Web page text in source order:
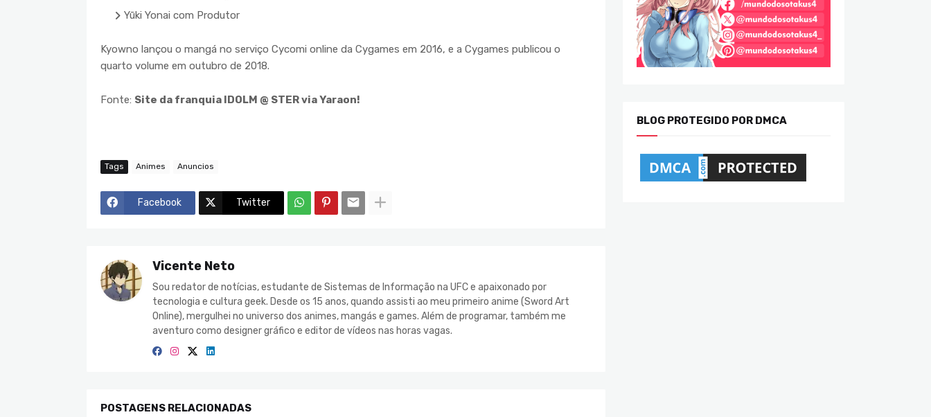
Yūki Yonai com Produtor
Kyowno lançou o mangá no serviço Cycomi online da Cygames em 2016, e a Cygames publicou o
quarto volume em outubro de 2018.
Fonte: Site da franquia IDOLM @ STER via Yaraon!
Tags Animes Anuncios
Facebook Twitter
Vicente Neto
Sou redator de notícias, estudante de Sistemas de Informação na UFC e apaixonado por
tecnologia e cultura geek. Desde os 15 anos, quando assisti ao meu primeiro anime (Sword Art
Online), mergulhei no universo dos animes, mangás e games. Além de programar, também me
aventuro como designer gráfico e editor de vídeos nas horas vagas.
POSTAGENS RELACIONADAS
BLOG PROTEGIDO POR DMCA